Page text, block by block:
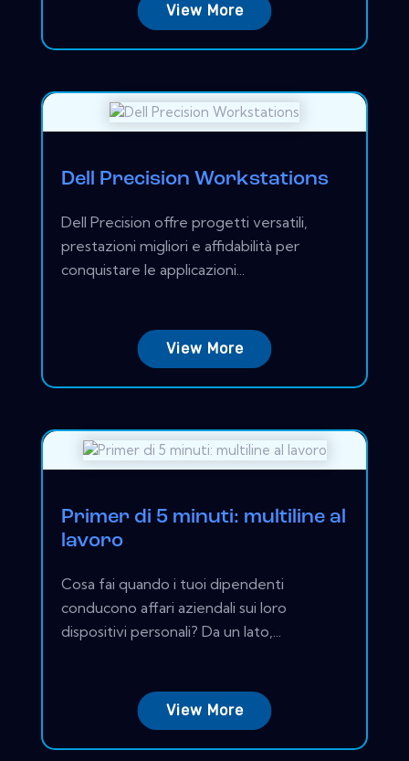
View More
Dell Precision Workstations
Dell Precision offre progetti versatili,
prestazioni migliori e affidabilità per
conquistare le applicazioni...
View More
Primer di 5 minuti: multiline al
lavoro
Cosa fai quando i tuoi dipendenti
conducono affari aziendali sui loro
dispositivi personali? Da un lato,...
View More